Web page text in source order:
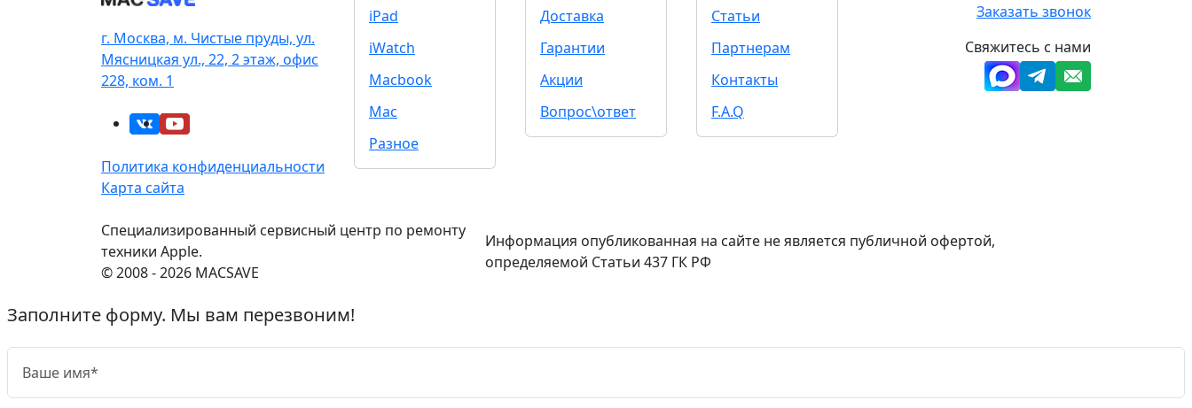
г. Москва, м. Чистые пруды, ул.
Мясницкая ул., 22, 2 этаж, офис
228, ком. 1
Политика конфиденциальности
Карта сайта
iPad
iWatch
Macbook
Mac
Разное
Доставка
Гарантии
Акции
Вопрос\ответ
Статьи
Партнерам
Контакты
F.A.Q
Заказать звонок
Свяжитесь с нами
Специализированный сервисный центр по ремонту
техники Apple.
© 2008 - 2026 MACSAVE
Информация опубликованная на сайте не является публичной офертой,
определяемой Статьи 437 ГК РФ
Заполните форму. Мы вам перезвоним!